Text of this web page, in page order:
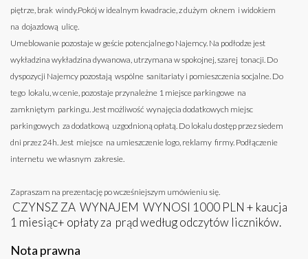
piętrze, brak windy.Pokój w idealnym kwadracie, z dużym oknem i widokiem
na dojazdową ulicę.
Umeblowanie pozostaje w geście potencjalnego Najemcy. Na podłodze jest
wykładzina wykładzina dywanowa, utrzymana w spokojnej, szarej tonacji. Do
dyspozycji Najemcy pozostają wspólne sanitariaty i pomieszczenia socjalne. Do
tego lokalu, w cenie, pozostaje przynależne 1 miejsce parkingowe na
zamkniętym parkingu. Jest możliwość wynajęcia dodatkowych miejsc
parkingowych za dodatkową uzgodnioną opłatą. Do lokalu dostęp przez siedem
dni przez 24h. Jest miejsce na umieszczenie logo, reklamy firmy. Podłączenie
internetu we własnym zakresie.
Zapraszam na prezentację po wcześniejszym umówieniu się.
CZYNSZ ZA WYNAJEM WYNOSI 1000 PLN + kaucja
1 miesiąc+ opłaty za prąd według odczytów liczników.
Nota prawna